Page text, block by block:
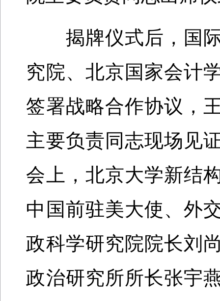
揭牌仪式后，国际
究院、北京国家会计
签署战略合作协议，
主要负责同志现场见
会上，北京大学新结
中国前驻美大使、外
政科学研究院院长刘
政治研究所所长张宇